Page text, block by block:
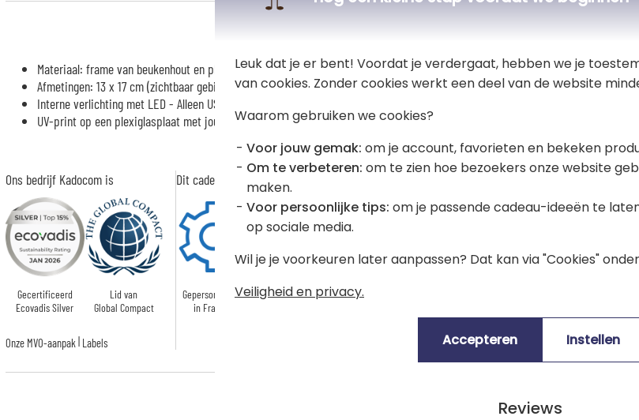
Materiaal: frame van beukenhout en plexiglas
Afmetingen: 13 x 17 cm (zichtbaar gebied: 10 x 14 cm)
Interne verlichting met LED - Alleen USB-aansluiting
UV-print op een plexiglasplaat met jouw personalisatie
Ons bedrijf Kadocom is
Gecertificeerd
Ecovadis Silver
Lid van
Global Compact
Onze MVO-aanpak | Labels
Dit cadeau is
Gepersonaliseerd
in Frankrijk
Dit mooie
wordt
Het originele
Een origineel en
te voegen aan de
Ontdek ook onze
Reviews
Leuk dat je er bent! Voordat je verdergaat, hebben we je
van cookies. Zonder cookies werkt een deel van de website
Waarom gebruiken we cookies?
Voor jouw gemak: om je account, favorieten en bekeken
Om te verbeteren: om te zien hoe bezoekers onze website
maken.
Voor persoonlijke tips: om je passende cadeau-ideeën te
op sociale media.
Wil je je voorkeuren later aanpassen? Dat kan via "Cookies"
Veiligheid en privacy.
Accepteren Instellen